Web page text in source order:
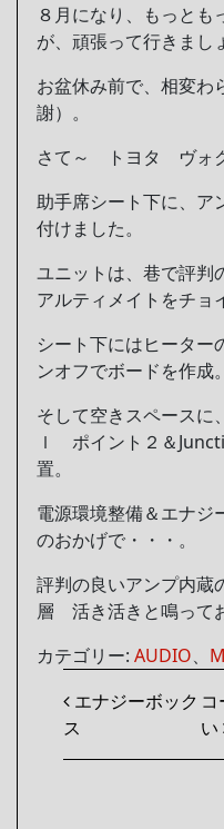
８月になり、もっとも
が、頑張って行きまし
お盆休み前で、相変わ
謝）。
さて～ トヨタ ヴォク
助手席シート下に、ア
付けました。
ユニットは、巷で評
アルティメイトをチョ
シート下にはヒーター
ンオフでボードを作成。
そして空きスペース
ｌ ポイント２＆
置。
電源環境整備＆エナジ
のおかげで・・・。
評判の良いアンプ内蔵
層 活き活きと鳴って
カテゴリー: AUDIO、
投稿ナビゲ
エナジーボック
ス
い